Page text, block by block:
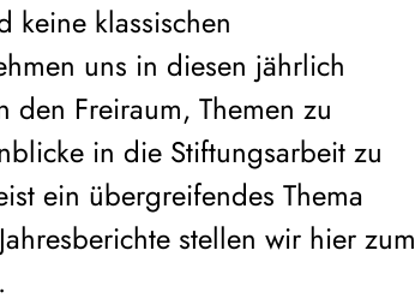
keine klassischen
uns in diesen jährlich
den Freiraum, Themen zu
in die Stiftungsarbeit zu
ein übergreifendes Thema
stellen wir hier zum